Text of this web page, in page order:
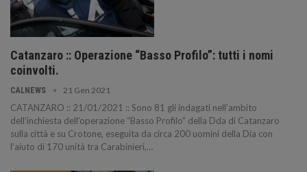
Catanzaro :: Operazione “Basso Profilo”: tutti i nomi
coinvolti.
CALNEWS 21 Gen 2021
CATANZARO :: 21/01/2021 :: Sono 81 gli indagati nell’ambito
dell’inchiesta dell’operazione “Basso Profilo” della Dda di Catanzaro
sulla città e su Crotone, eseguita da circa 200 uomini della Dia con
l’aiuto di 170 unità tra Carabinieri,…